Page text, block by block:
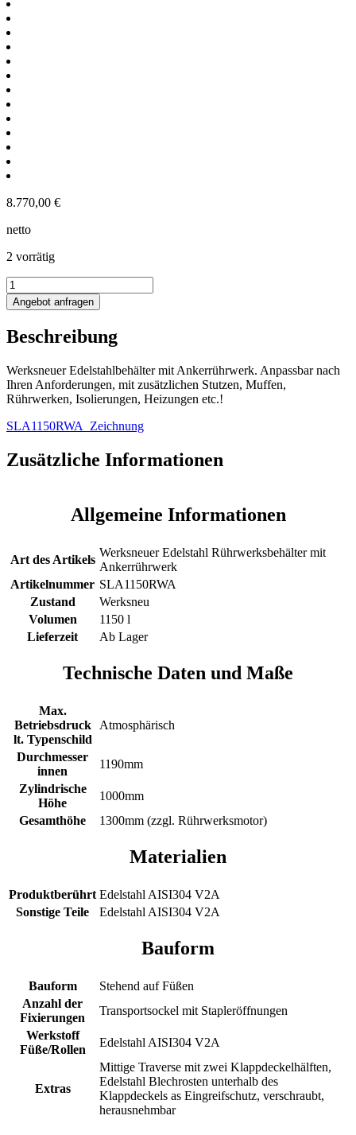
8.770,00 €
netto
2 vorrätig
1150L
Edelstahl
Rührwerksbehälter
Ankerrührwerk
Angebot anfragen
Beschreibung
Werksneuer Edelstahlbehälter mit Ankerrührwerk. Anpassbar nach
Ihren Anforderungen, mit zusätzlichen Stutzen, Muffen,
Rührwerken, Isolierungen, Heizungen etc.!
SLA1150RWA_Zeichnung
Zusätzliche Informationen
Allgemeine Informationen
Art des Artikels
Werksneuer Edelstahl Rührwerksbehälter mit
Ankerrührwerk
Artikelnummer SLA1150RWA
Zustand
Werksneu
Volumen
1150 l
Lieferzeit
Ab Lager
Technische Daten und Maße
Max.
Betriebsdruck
lt. Typenschild
Atmosphärisch
Durchmesser
innen
1190mm
Zylindrische
Höhe
1000mm
Gesamthöhe
1300mm (zzgl. Rührwerksmotor)
Materialien
Produktberührt Edelstahl AISI304 V2A
Sonstige Teile
Edelstahl AISI304 V2A
Bauform
Bauform
Stehend auf Füßen
Anzahl der
Fixierungen
Transportsockel mit Stapleröffnungen
Werkstoff
Füße/Rollen
Edelstahl AISI304 V2A
Extras
Mittige Traverse mit zwei Klappdeckelhälften,
Edelstahl Blechrosten unterhalb des
Klappdeckels as Eingreifschutz, verschraubt,
herausnehmbar